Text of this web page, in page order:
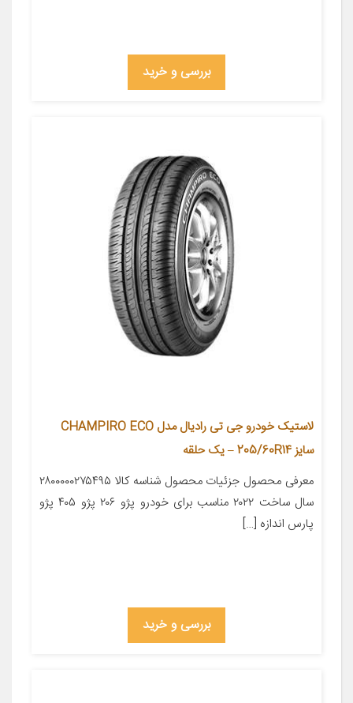
بررسی و خرید
لاستیک خودرو جی تی رادیال مدل CHAMPIRO ECO
سایز 205/60R14 – یک حلقه
معرفی محصول جزئیات محصول شناسه کالا ۲۸۰۰۰۰۰۲۷۵۴۹۵
سال ساخت ۲۰۲۲ مناسب برای خودرو پژو ۲۰۶ پژو ۴۰۵ پژو
پارس اندازه […]
بررسی و خرید